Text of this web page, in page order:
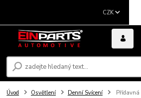
CZK
Úvod Osvětlení Denní Svícení Přídavná